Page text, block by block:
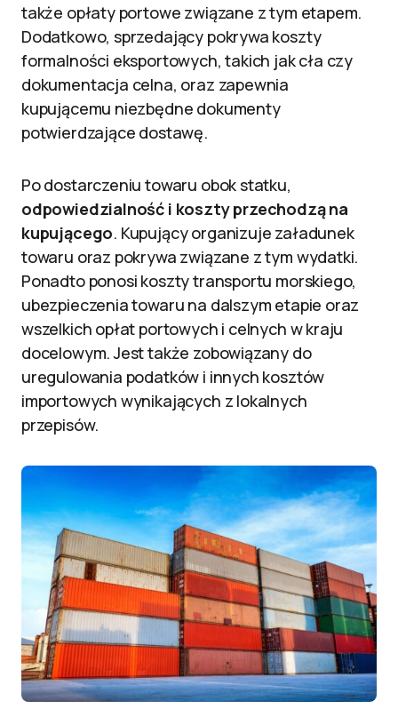
także opłaty portowe związane z tym etapem.
Dodatkowo, sprzedający pokrywa koszty
formalności eksportowych, takich jak cła czy
dokumentacja celna, oraz zapewnia
kupującemu niezbędne dokumenty
potwierdzające dostawę.
Po dostarczeniu towaru obok statku,
odpowiedzialność i koszty przechodzą na
kupującego. Kupujący organizuje załadunek
towaru oraz pokrywa związane z tym wydatki.
Ponadto ponosi koszty transportu morskiego,
ubezpieczenia towaru na dalszym etapie oraz
wszelkich opłat portowych i celnych w kraju
docelowym. Jest także zobowiązany do
uregulowania podatków i innych kosztów
importowych wynikających z lokalnych
przepisów.